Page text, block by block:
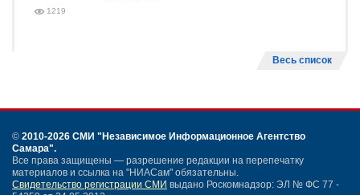
1219
Весь список
© 2010-2026 СМИ "Независимое Информационное Агентство
Самара".
Все права защищены — разрешение редакции на перепечатку
материалов и ссылка на "НИАСам" обязательны.
Свидетельство регистрации СМИ выдано Роскомнадзор: ЭЛ № ФС 77 -